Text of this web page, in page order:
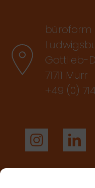
büroform
Gottlieb-
71711 Murr
+49 (0)